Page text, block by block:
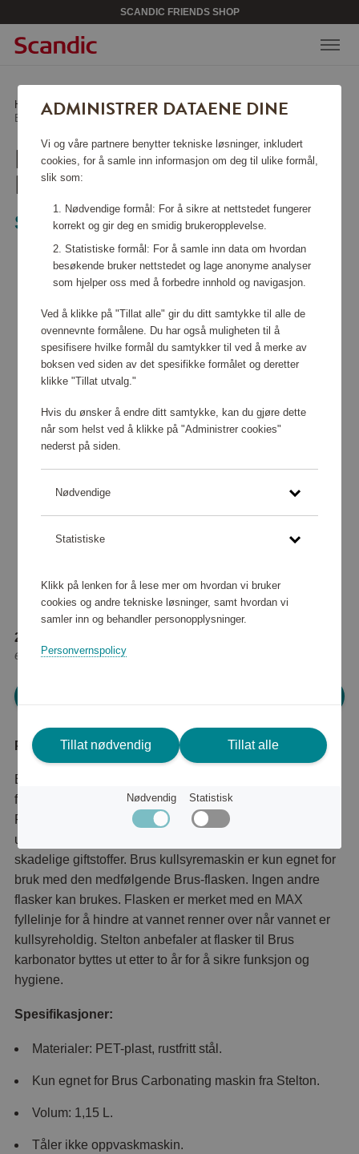
SCANDIC FRIENDS SHOP
Hjem /Kjøkkentilbehør/Kjøkkenmaskiner/
Brus Flaske for kullsyremaskin 1,15 L
BRUS FLASKE FOR
KULLSYREMASKIN 1,15 L
Stelton
26 960 poeng
eller
337 kr
Produktbeskrivelse
En flaske spesielt utviklet for å passe designen og
funksjonen til Brus kullsyremaskin. Flasken er laget av
PET-plast og har kork og base i rustfritt stål for et elegant
utseende. Flasken er BPA-fri og inneholder ingen
skadelige giftstoffer. Brus kullsyremaskin er kun egnet for
bruk med den medfølgende Brus-flasken. Ingen andre
flasker kan brukes. Flasken er merket med en MAX
fyllelinje for å hindre at vannet renner over når vannet er
kullsyreholdig. Stelton anbefaler at flasker til Brus
karbonator byttes ut etter to år for å sikre funksjon og
hygiene.
Spesifikasjoner:
Materialer: PET-plast, rustfritt stål.
Kun egnet for Brus Carbonating maskin fra Stelton.
Volum: 1,15 L.
Tåler ikke oppvaskmaskin.
ADMINISTRER DATAENE DINE
Vi og våre partnere benytter tekniske løsninger, inkludert
cookies, for å samle inn informasjon om deg til ulike formål,
slik som:
Nødvendige formål: For å sikre at nettstedet fungerer
korrekt og gir deg en smidig brukeropplevelse.
Statistiske formål: For å samle inn data om hvordan
besøkende bruker nettstedet og lage anonyme analyser
som hjelper oss med å forbedre innhold og navigasjon.
Ved å klikke på "Tillat alle" gir du ditt samtykke til alle de
ovennevnte formålene. Du har også muligheten til å
spesifisere hvilke formål du samtykker til ved å merke av
boksen ved siden av det spesifikke formålet og deretter
klikke "Tillat utvalg."
Hvis du ønsker å endre ditt samtykke, kan du gjøre dette
når som helst ved å klikke på "Administrer cookies"
nederst på siden.
Nødvendige
Statistiske
Klikk på lenken for å lese mer om hvordan vi bruker
cookies og andre tekniske løsninger, samt hvordan vi
samler inn og behandler personopplysninger.
Personvernspolicy
Tillat nødvendig Tillat alle
Nødvendig Statistisk